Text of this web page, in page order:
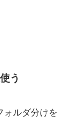
う
ォルダ分けを